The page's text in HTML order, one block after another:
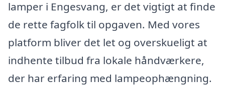
lamper i Engesvang, er det vigtigt at finde
de rette fagfolk til opgaven. Med vores
platform bliver det let og overskueligt at
indhente tilbud fra lokale håndværkere,
der har erfaring med lampeophængning.